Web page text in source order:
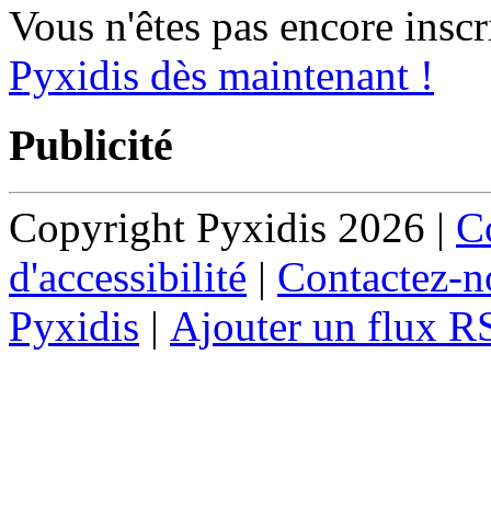
Vous n'êtes pas encore
Pyxidis dès maintenant !
Publicité
Copyright Pyxidis 2026 |
d'accessibilité | Contactez-
Pyxidis | Ajouter un flux